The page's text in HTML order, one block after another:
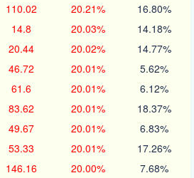
110.02 20.21% 16.80%
14.8 20.03% 14.18%
20.44 20.02% 14.77%
46.72 20.01% 5.62%
61.6 20.01% 6.12%
83.62 20.01% 18.37%
49.67 20.01% 6.83%
53.33 20.01% 17.26%
146.16 20.00% 7.68%